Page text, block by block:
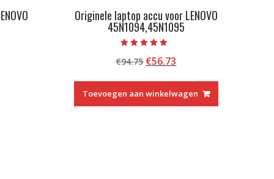
Originele laptop accu voor LENOVO
45N1094,45N1095
5.00
van 5
€94.75 Oorspronkelijke
was:
€94.75.
€56.73
€56.73.
Toevoegen aan winkelwagen